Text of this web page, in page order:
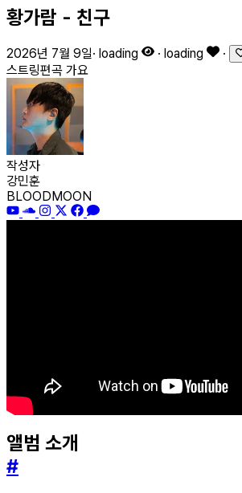
황가람 - 친구
2026년 7월 9일· loading · loading ·
스트링편곡 가요
작성자
강민훈
BLOODMOON
앨범 소개
#